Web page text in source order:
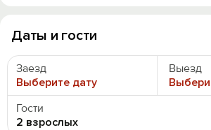
необходимым:
- телевизор, холодильник,
стиральная машина, фен, утюг;
- ортопедическая двуспальная
диван (ширина 120 см), для 2
- скоростной wi-fi и более 130 тв-
- свежая постель, махровые
Даты и гости
Заезд
Выберите дату
Выезд
Гости
2 взрослых